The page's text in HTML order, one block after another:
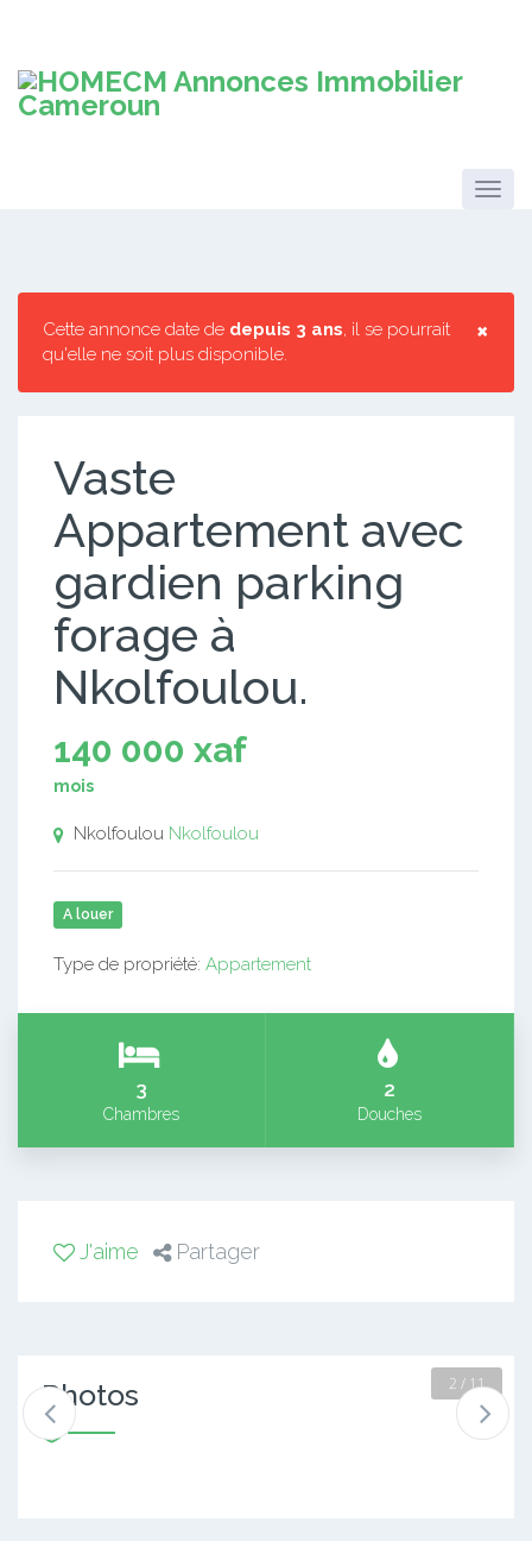
×
Cette annonce date de depuis 3 ans, il se pourrait
qu'elle ne soit plus disponible.
Vaste
Appartement avec
gardien parking
forage à
Nkolfoulou.
140 000 xaf
mois
Nkolfoulou Nkolfoulou
A louer
Type de propriété: Appartement
3
Chambres
2
Douches
J'aime Partager
Photos 2 / 11